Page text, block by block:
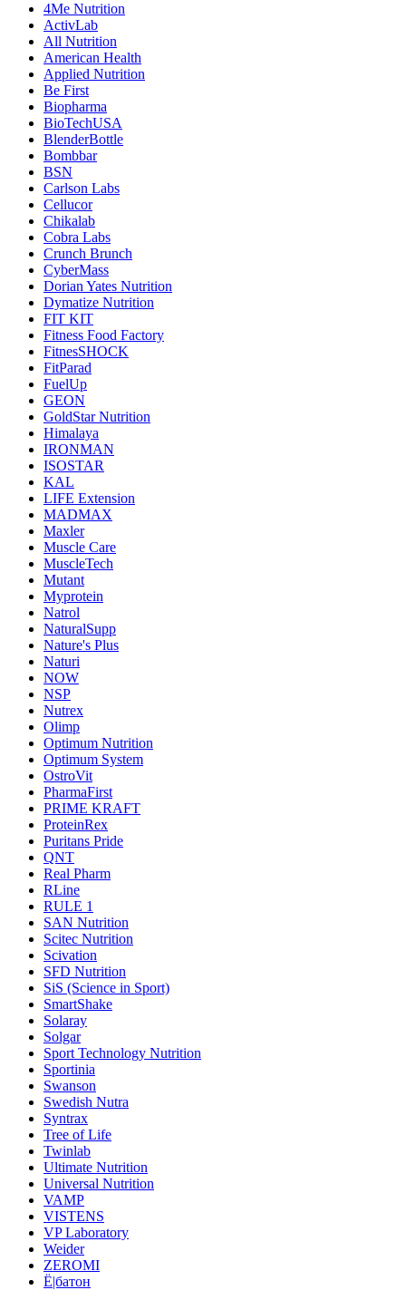
4Me Nutrition
ActivLab
All Nutrition
American Health
Applied Nutrition
Be First
Biopharma
BioTechUSA
BlenderBottle
Bombbar
BSN
Carlson Labs
Cellucor
Chikalab
Cobra Labs
Crunch Brunch
CyberMass
Dorian Yates Nutrition
Dymatize Nutrition
FIT KIT
Fitness Food Factory
FitnesSHOCK
FitParad
FuelUp
GEON
GoldStar Nutrition
Himalaya
IRONMAN
ISOSTAR
KAL
LIFE Extension
MADMAX
Maxler
Muscle Care
MuscleTech
Mutant
Myprotein
Natrol
NaturalSupp
Nature's Plus
Naturi
NOW
NSP
Nutrex
Olimp
Optimum Nutrition
Optimum System
OstroVit
PharmaFirst
PRIME KRAFT
ProteinRex
Puritans Pride
QNT
Real Pharm
RLine
RULE 1
SAN Nutrition
Scitec Nutrition
Scivation
SFD Nutrition
SiS (Science in Sport)
SmartShake
Solaray
Solgar
Sport Technology Nutrition
Sportinia
Swanson
Swedish Nutra
Syntrax
Tree of Life
Twinlab
Ultimate Nutrition
Universal Nutrition
VAMP
VISTENS
VP Laboratory
Weider
ZEROMI
Ё|батон